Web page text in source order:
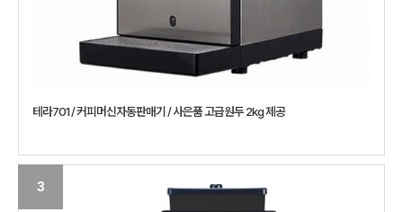
테라701 / 커피머신자동판매기 / 사은품 고급원두 2kg 제공
3